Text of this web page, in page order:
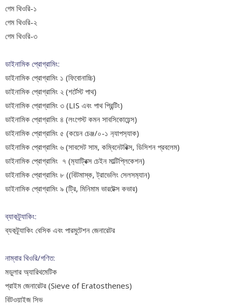
গেম থিওরি-১
গেম থিওরি-২
গেম থিওরি-৩
ডাইনামিক প্রোগ্রামিং:
ডাইনামিক প্রোগ্রামিং ১ (ফিবোনাচ্চি)
ডাইনামিক প্রোগ্রামিং ২ (শর্টেস্ট পাথ)
ডাইনামিক প্রোগ্রামিং ৩ (LIS এবং পাথ প্রিন্টিং)
ডাইনামিক প্রোগ্রামিং ৪ (লংগেস্ট কমন সাবসিকোয়েন্স)
ডাইনামিক প্রোগ্রামিং ৫ (কয়েন চেঞ্জ/০-১ ন‍্যাপস‍্যাক)
ডাইনামিক প্রোগ্রামিং ৬ (সাবসেট সাম, কম্বিনেটরিক্স, ডিসিশন প্রবলেম)
ডাইনামিক প্রোগ্রামিং ৭ (ম‍্যাট্রিক্স চেইন মাল্টিপ্লিকেশন)
ডাইনামিক প্রোগ্রামিং ৮ ((বিটমাস্ক, ট্রাভেলিং সেলসম‍্যান)
ডাইনামিক প্রোগ্রামিং ৯ (ট্রি, মিনিমাম ভারটেক্স কভার)
ব্যাকট্র্যাকিং:
ব্যকট্র্যাকিং বেসিক এবং পারমুটেশন জেনারেটর
নাম্বার থিওরি/গণিত:
মডুলার অ্যারিথমেটিক
প্রাইম জেনারেটর (Sieve of Eratosthenes)
বিটওয়াইজ সিভ